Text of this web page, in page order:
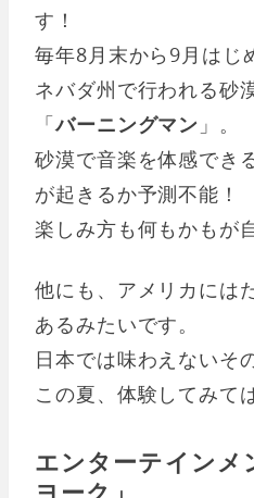
す！
毎年8月末から9月はじ
ネバダ州で行われる砂
「バーニングマン 」。
砂漠で音楽を体感でき
が起きるか予測不能！
楽しみ方も何もかもが
他にも、アメリカには
あるみたいです。
日本では味わえないそ
この夏、体験してみて
エンターテインメ
ヨーク」